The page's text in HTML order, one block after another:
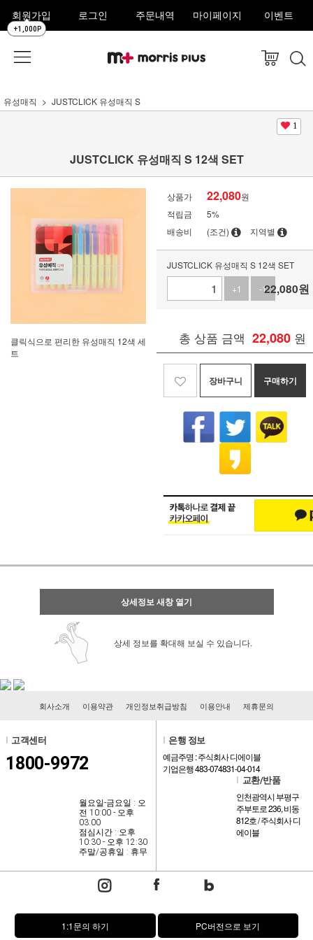
회원가입
+1,000P
로그인 주문내역 마이페이지 이벤트
유성매직 JUSTCLICK 유성매직 S
1
JUSTCLICK 유성매직 S 12색 SET
클릭식으로 편리한 유성매직 12색 세
트
상품가 22,080원
적립금
5%
배송비
(조건) 지역별
JUSTCLICK 유성매직 S 12색 SET
+1
-122,080원
총 상품 금액 22,080 원
장바구니 구매하기
상세정보 새창 열기
상세 정보를 확대해 보실 수 있습니다.
회사소개 이용약관 개인정보취급방침 이용안내 제휴문의
l 고객센터
1800-9972
월요일-금요일 : 오
전 10:00 - 오후
03:00
점심시간 : 오후
10:30 - 오후 12:30
주말/공휴일 : 휴무
l 은행 정보
예금주명 : 주식회사 디에이블
기업은행 483-074831-04-014
l 교환/반품
인천광역시 부평구
주부토로 236, 비동
812호 / 주식회사 디
에이블
1:1문의 하기 PC버전으로 보기